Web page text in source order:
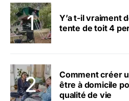
Y’a t-il vraiment
tente de toit 4
Comment créer
être à domicile
qualité de vie